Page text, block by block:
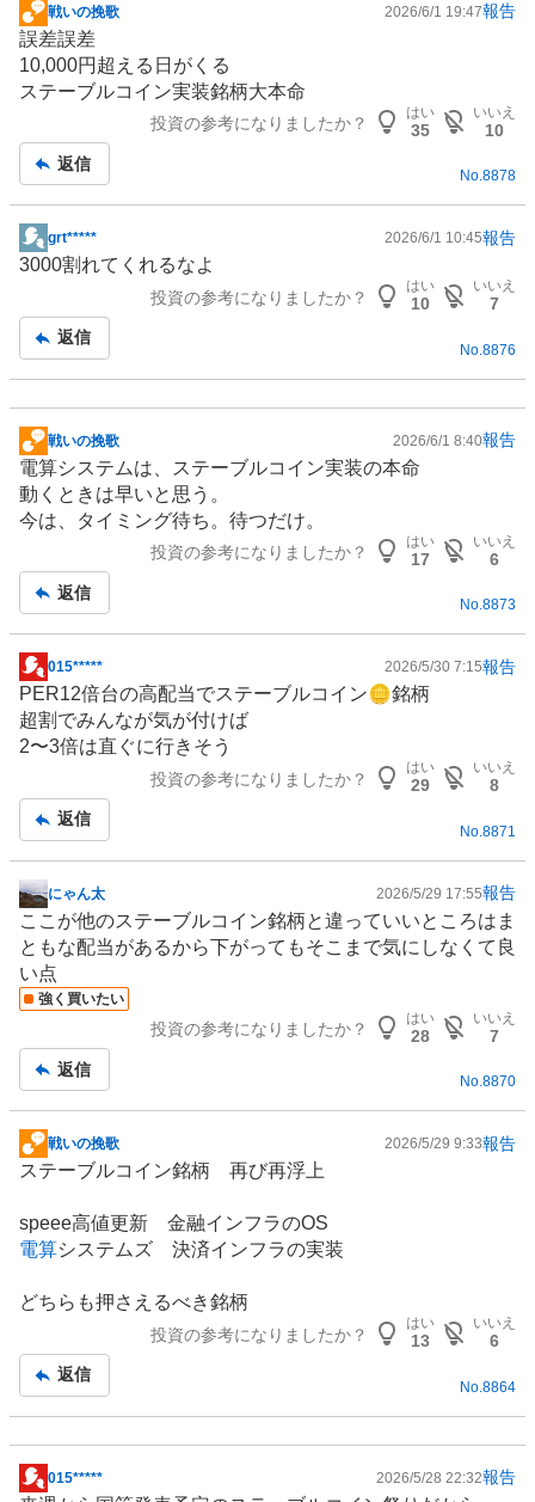
掲
示
板
記
戦いの挽歌 2026/6/1 19:47報告
誤差誤差
10,000円超える日がくる
ステーブルコイン実装銘柄大本命
投資の参考になりましたか？
はい
35
いいえ
10
返信
No.8878
掲
示
事
grt***** 2026/6/1 10:45報告
3000割れてくれるなよ
投資の参考になりましたか？
はい
10
いいえ
7
返信
No. 8876
掲
示
板
記
戦いの挽歌 2026/6/1 8:40報告
電算システムは、 ステーブルコイン実装の本命
動くときは早いと思う。
今は、タイミング待ち。待つだけ。
投資の参考になりましたか？
はい
17
いいえ
6
返信
No.8873
掲
示
板
記
015***** 2026/5/30 7:15報告
PER12倍台の高配当でステーブルコイン🪙銘柄
超割でみんなが気が付けば
2〜3倍は直ぐに行きそう
投資の参考になりましたか？
はい
29
いいえ
8
返信
No. 8871
掲
示
板
記
事
にゃん太 2026/5/29 17:55報告
ここが他のステーブルコイン銘柄と違っていいところはま
ともな配当があるから下がってもそこまで気にしなくて良
い点
強く買いたい
投資の参考になりましたか？
はい
28
いいえ
7
返信
No.8870
掲
示
記
事
戦いの挽歌 2026/5/29 9:33報告
ステーブルコイン銘柄 再び再浮上
speee高値更新 金融インフラのOS
電算システムズ 決済インフラの実装
どちらも押さえるべき銘柄
投資の参考になりましたか？
はい
13
いいえ
6
返信
No. 8864
掲
015***** 2026/5/28 22:32報告